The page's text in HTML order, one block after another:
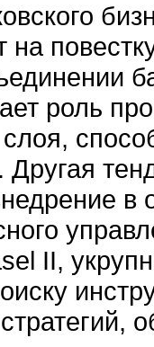
на
роль
Другая
в
II,